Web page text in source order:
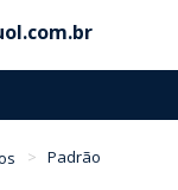
Padrão